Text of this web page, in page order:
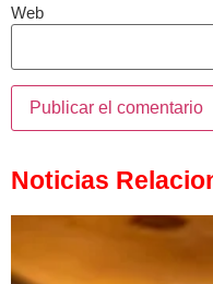
Web
Noticias